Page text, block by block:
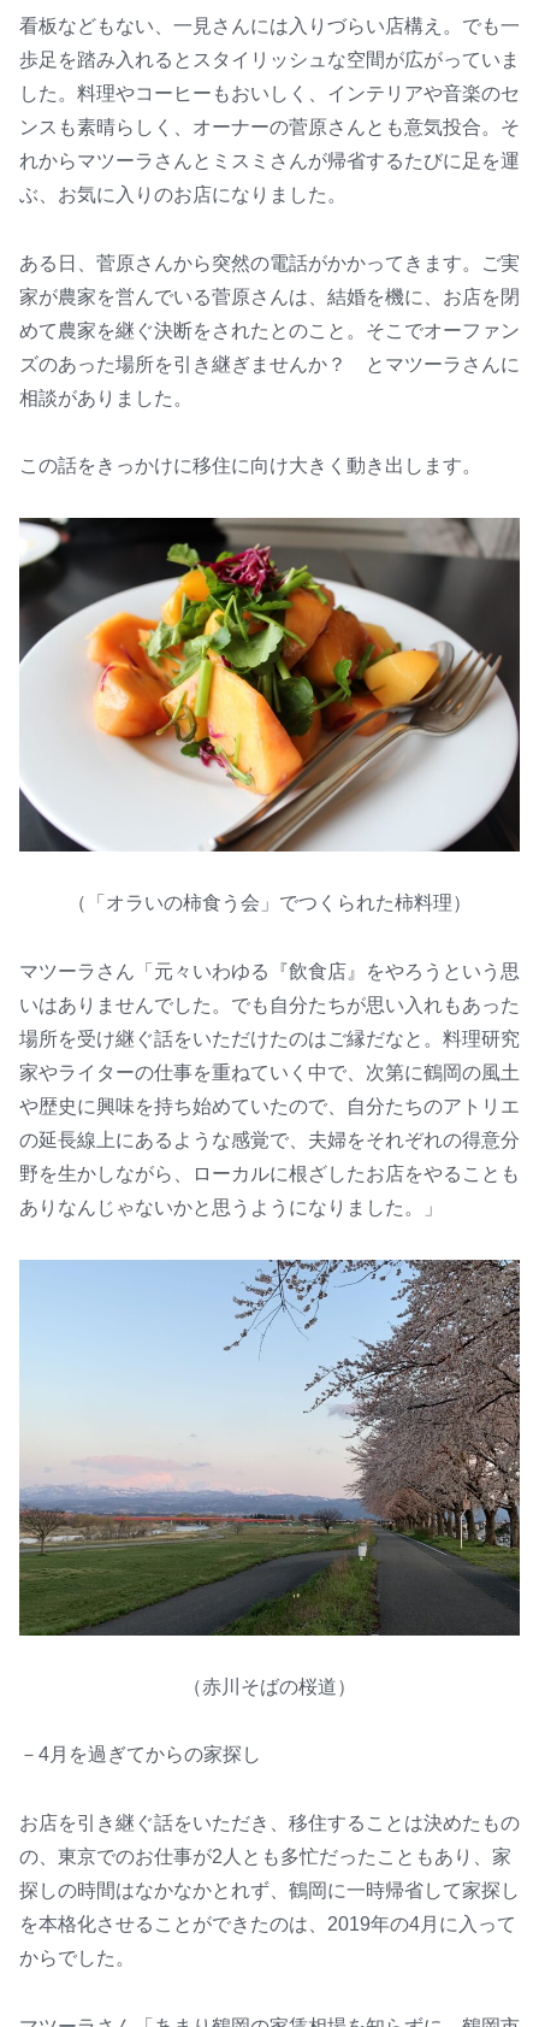
看板などもない、一見さんには入りづらい店構え。でも一
歩足を踏み入れるとスタイリッシュな空間が広がっていま
した。料理やコーヒーもおいしく、インテリアや音楽のセ
ンスも素晴らしく、オーナーの菅原さんとも意気投合。そ
れからマツーラさんとミスミさんが帰省するたびに足を運
ぶ、お気に入りのお店になりました。
ある日、菅原さんから突然の電話がかかってきます。ご実
家が農家を営んでいる菅原さんは、結婚を機に、お店を閉
めて農家を継ぐ決断をされたとのこと。そこでオーファン
ズのあった場所を引き継ぎませんか？ とマツーラさんに
相談がありました。
この話をきっかけに移住に向け大きく動き出します。
（「オラいの柿食う会」でつくられた柿料理）
マツーラさん「元々いわゆる『飲食店』をやろうという思
いはありませんでした。でも自分たちが思い入れもあった
場所を受け継ぐ話をいただけたのはご縁だなと。料理研究
家やライターの仕事を重ねていく中で、次第に鶴岡の風土
や歴史に興味を持ち始めていたので、自分たちのアトリエ
の延長線上にあるような感覚で、夫婦をそれぞれの得意分
野を生かしながら、ローカルに根ざしたお店をやることも
ありなんじゃないかと思うようになりました。」
（赤川そばの桜道）
－4月を過ぎてからの家探し
お店を引き継ぐ話をいただき、移住することは決めたもの
の、東京でのお仕事が2人とも多忙だったこともあり、家
探しの時間はなかなかとれず、鶴岡に一時帰省して家探し
を本格化させることができたのは、2019年の4月に入って
からでした。